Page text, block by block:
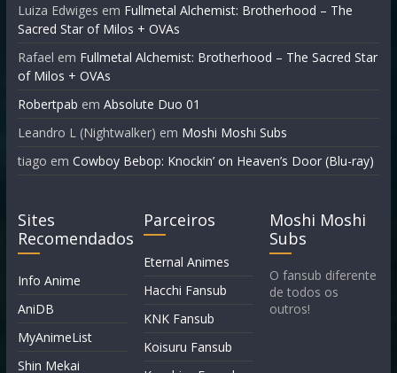
Luiza Edwiges em Fullmetal Alchemist: Brotherhood – The
Sacred Star of Milos + OVAs
Rafael em Fullmetal Alchemist: Brotherhood – The Sacred Star
of Milos + OVAs
Robertpab em Absolute Duo 01
Leandro L (Nightwalker) em Moshi Moshi Subs
tiago em Cowboy Bebop: Knockin’ on Heaven’s Door (Blu-ray)
Sites
Recomendados
Info Anime
AniDB
MyAnimeList
Shin Mekai
Parceiros
Eternal Animes
Hacchi Fansub
KNK Fansub
Koisuru Fansub
Moshi Moshi
Subs
O fansub diferente
de todos os
outros!